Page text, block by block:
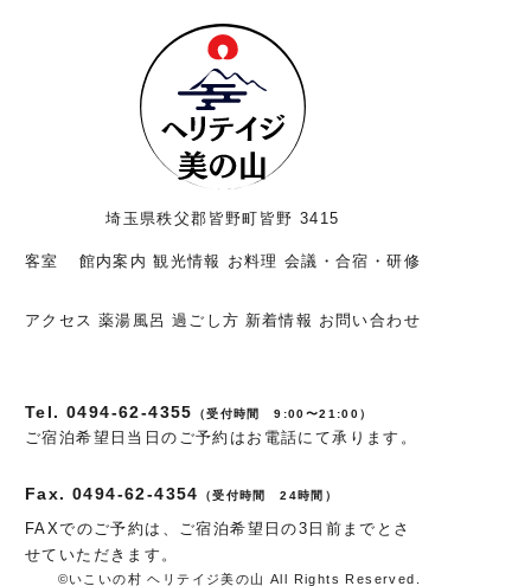
埼玉県秩父郡皆野町皆野 3415
客室 館内案内 観光情報 お料理 会議・合宿・研修
アクセス 薬湯風呂 過ごし方 新着情報 お問い合わせ
Tel. 0494-62-4355 （受付時間 9:00〜21:00）
ご宿泊希望日当日のご予約はお電話にて承ります。
Fax. 0494-62-4354 （受付時間 24時間）
FAXでのご予約は、ご宿泊希望日の3日前までとさ
せていただきます。
©いこいの村 ヘリテイジ美の山 All Rights Reserved.